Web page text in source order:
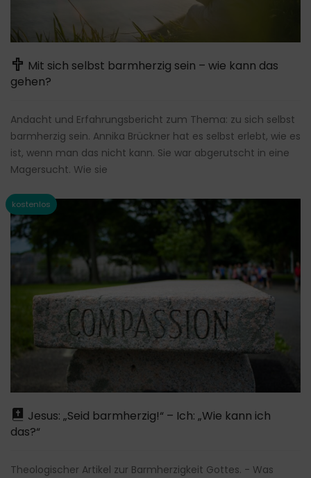
Mit sich selbst barmherzig sein – wie kann das
gehen?
Andacht und Erfahrungsbericht zum Thema: zu sich selbst
barmherzig sein. Annika Brückner hat es selbst erlebt, wie es
ist, wenn man das nicht kann. Sie war abgerutscht in eine
Magersucht. Wie sie
Jesus: „Seid barmherzig!“ – Ich: „Wie kann ich
das?“
Theologischer Artikel zur Barmherzigkeit Gottes. - Was